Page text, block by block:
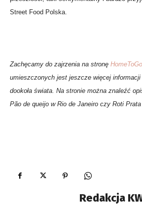
Street Food Polska.
Zachęcamy do zajrzenia na stronę
umieszczonych jest jeszcze więcej
dookoła świata. Na stronie można znaleźć
Pão de queijo w Rio de Janeiro czy Roti Prata
Redakcja